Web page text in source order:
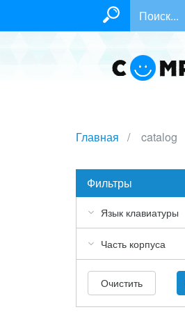
Главная catalog
Фильтры
Язык клавиатуры
Часть корпуса
Очистить